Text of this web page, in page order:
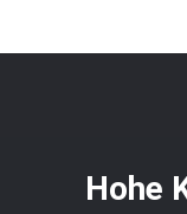
Hohe